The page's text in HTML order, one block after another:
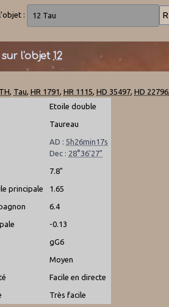
:
sur l'objet12
Tau ,HR 1791 ,HR 1115 ,HD 35497 ,HD 22796
Etoile double
Taureau
AD : 5h26min17s
Dec : 28°36'27"
7.8"
principale 1.65
6.4
-0.13
gG6
Moyen
Facile en directe
Très facile